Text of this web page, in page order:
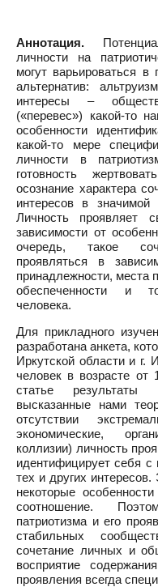
Аннотация.
личности на
могут варьироваться
альтернатив:
интересы –
(«перевес») какой-то
особенности
какой-то мере
личности в
готовность
осознание характера
интересов в
Личность проявляет
зависимости от
очередь, такое
проявляться в
принадлежности, места
обеспеченности и
человека.
Для прикладного
разработана анкета,
Иркутской области и г.
человек в возрасте
статье результаты
высказанные нами
отсутствии
экономические,
коллизии) личность
идентифицирует себя с
тех и других
некоторые
соотношение.
патриотизма и его
стабильных
сочетание личных и
восприятие
проявления всегда